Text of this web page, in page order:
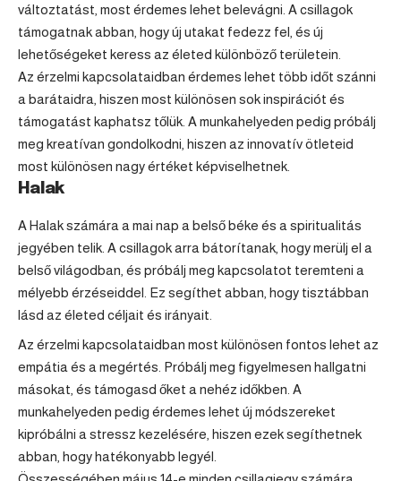
változtatást, most érdemes lehet belevágni. A csillagok
támogatnak abban, hogy új utakat fedezz fel, és új
lehetőségeket keress az életed különböző területein.
Az érzelmi kapcsolataidban érdemes lehet több időt szánni
a barátaidra, hiszen most különösen sok inspirációt és
támogatást kaphatsz tőlük. A munkahelyeden pedig próbálj
meg kreatívan gondolkodni, hiszen az innovatív ötleteid
most különösen nagy értéket képviselhetnek.
Halak
A Halakszámára a mai nap a belső béke és a spiritualitás
jegyében telik. A csillagok arra bátorítanak, hogy merülj el a
belső világodban, és próbálj meg kapcsolatot teremteni a
mélyebb érzéseiddel. Ez segíthet abban, hogy tisztábban
lásd az életed céljait és irányait.
Az érzelmi kapcsolataidban most különösen fontos lehet az
empátia és a megértés. Próbálj meg figyelmesen hallgatni
másokat, és támogasd őket a nehéz időkben. A
munkahelyeden pedig érdemes lehet új módszereket
kipróbálni a stressz kezelésére, hiszen ezek segíthetnek
abban, hogy hatékonyabb legyél.